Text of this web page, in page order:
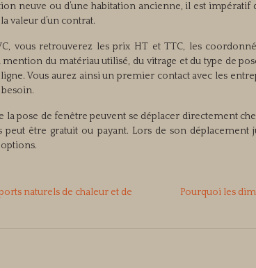
neuve ou d’une habitation ancienne, il est
valeur d’un contrat.
vous retrouverez les prix HT et TTC, les
du matériau utilisé, du vitrage et du type de
Vous aurez ainsi un premier contact avec les
la pose de fenêtre peuvent se déplacer directement
être gratuit ou payant. Lors de son déplacement
naturels de chaleur et de
Pourquoi les